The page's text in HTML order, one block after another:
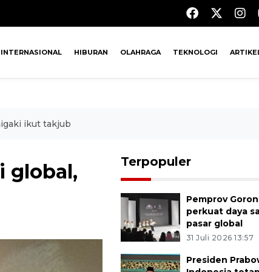
INTERNASIONAL HIBURAN OLAHRAGA TEKNOLOGI
ikut takjub
global,
Terpopuler
Pemprov
perkuat daya
pasar global
31 Juli 2026 13:57
Presiden